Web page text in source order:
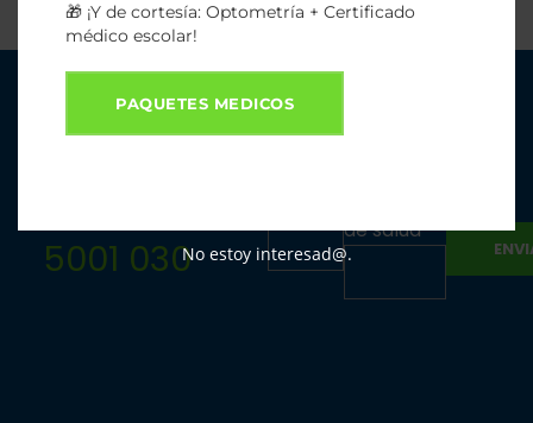
5001 030
Cuentanos
de salud
🎁 ¡Y de cortesía: Optometría + Certificado
médico escolar!
PAQUETES MEDICOS
No estoy interesad@.